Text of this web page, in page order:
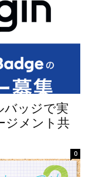
バッジで実
ジメント共
0